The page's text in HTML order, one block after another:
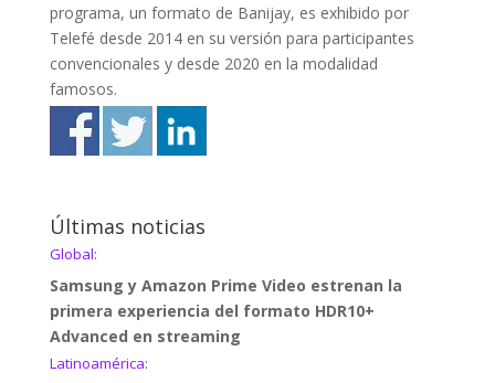
programa, un formato de Banijay, es exhibido por
Telefé desde 2014 en su versión para participantes
convencionales y desde 2020 en la modalidad
famosos.
Últimas noticias
Global:
Samsung y Amazon Prime Video estrenan la
primera experiencia del formato HDR10+
Advanced en streaming
Latinoamérica: